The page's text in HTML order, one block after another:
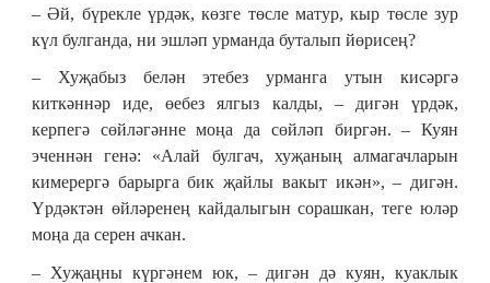
– Әй, бүрекле үрдәк, көзге төсле матур, кыр төсле зур
күл булганда, ни эшләп урманда буталып йөрисең?
– Хуҗабыз белән этебез урманга утын кисәргә
киткәннәр иде, өебез ялгыз калды, – дигән үрдәк,
керпегә сөйләгәнне моңа да сөйләп биргән. – Куян
эченнән генә: «Алай булгач, хуҗаның алмагачларын
кимерергә барырга бик җайлы вакыт икән», – дигән.
Үрдәктән өйләренең кайдалыгын сорашкан, теге юләр
моңа да серен ачкан.
– Хуҗаңны күргәнем юк, – дигән дә куян, куаклык